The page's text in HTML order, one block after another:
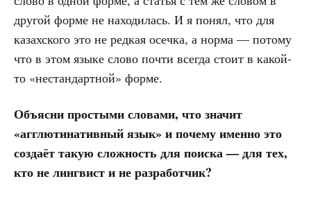
другой форме не находилась. И я понял, что для
казахского это не редкая осечка, а норма — потому
что в этом языке слово почти всегда стоит в какой-
то «нестандартной» форме.
Объясни простыми словами, что значит
«агглютинативный язык» и почему именно это
создаёт такую сложность для поиска — для тех,
кто не лингвист и не разработчик?